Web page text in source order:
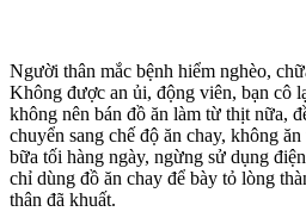
Người thân mắc bệnh hiểm nghèo,
Không được an ủi, động viên, bạn cô
không nên bán đồ ăn làm từ thịt nữa,
chuyển sang chế độ ăn chay, không
bữa tối hàng ngày, ngừng sử dụng
chỉ dùng đồ ăn chay để bày tỏ lòng
thân đã khuất.